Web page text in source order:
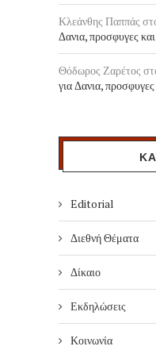
Κλεάνθης Παππάς
Δανια, προσφυγες
Θόδωρος Ζαρέτος
για Δανια,
Editorial
Διεθνή Θέματα
Δίκαιο
Εκδηλώσεις
Κοινωνία